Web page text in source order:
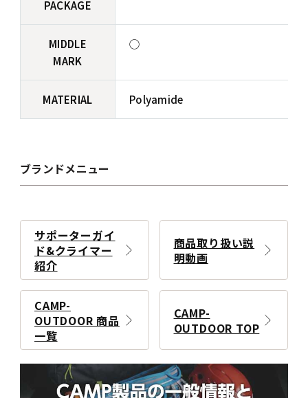
PACKAGE
MIDDLE
MARK
◯
MATERIAL Polyamide
ブランドメニュー
サポーターガイ
ド&クライマー
紹介
商品取り扱い説
明動画
CAMP-
OUTDOOR 商品
一覧
CAMP-
OUTDOOR TOP